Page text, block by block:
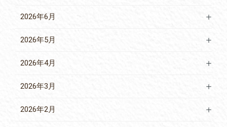
2026年6月
2026年5月
2026年4月
2026年3月
2026年2月